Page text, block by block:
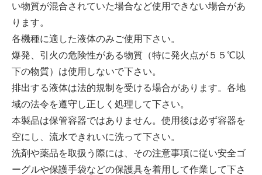
い物質が混合されていた場合など使用できない場合があ
ります。
各機種に適した液体のみご使用下さい。
爆発、引火の危険性がある物質（特に発火点が５５℃以
下の物質）は使用しないで下さい。
排出する液体は法的規制を受ける場合があります。各地
域の法令を遵守し正しく処理して下さい。
本製品は保管容器ではありません。使用後は必ず容器を
空にし、流水できれいに洗って下さい。
洗剤や薬品を取扱う際には、その注意事項に従い安全ゴ
ーグルや保護手袋などの保護具を着用して作業して下さ